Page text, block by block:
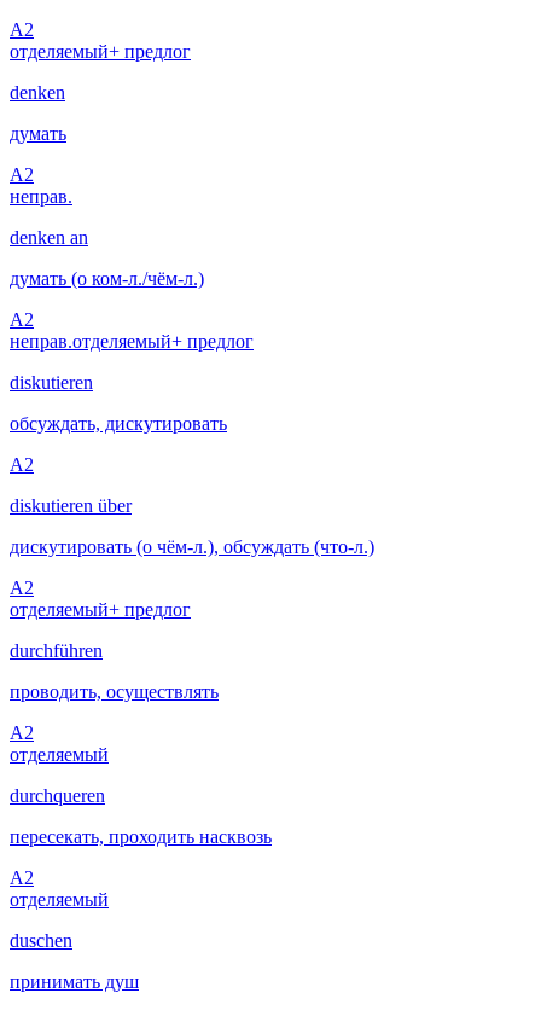
A2
отделяемый+ предлог
denken
думать
A2
неправ.
denken an
думать (о ком-л./чём-л.)
A2
неправ.отделяемый+ предлог
diskutieren
обсуждать, дискутировать
A2
diskutieren über
дискутировать (о чём-л.), обсуждать (что-л.)
A2
отделяемый+ предлог
durchführen
проводить, осуществлять
A2
отделяемый
durchqueren
пересекать, проходить насквозь
A2
отделяемый
duschen
принимать душ